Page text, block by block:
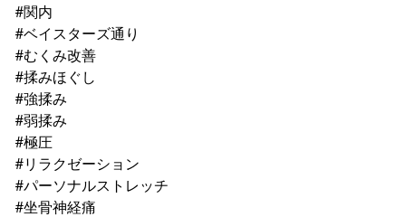
#関内
#ベイスターズ通り
#むくみ改善
#揉みほぐし
#強揉み
#弱揉み
#極圧
#リラクゼーション
#パーソナルストレッチ
#坐骨神経痛